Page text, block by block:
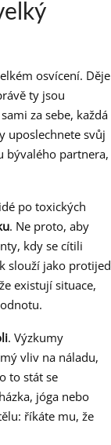
osvícení. Děje
ty jsou
za sebe, každá
uposlechnete svůj
bývalého partnera,
po toxických
. Ne proto, aby
kdy se cítili
slouží jako protijed
existují situace,
. Výzkumy
vliv na náladu,
to stát se
jóga nebo
říkáte mu, že